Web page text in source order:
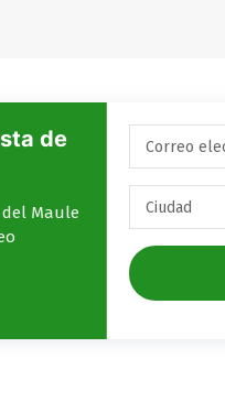
de
Maule